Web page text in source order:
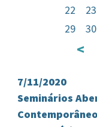
22
23
29
30
<
7/11/2020
Seminários